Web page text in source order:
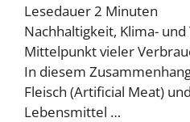
Lesedauer 2 Minuten
Nachhaltigkeit, Klima-
Mittelpunkt vieler
In diesem
Fleisch (Artificial Meat)
Lebensmittel …